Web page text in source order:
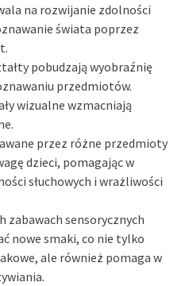
na rozwijanie zdolności
świata poprzez
pobudzają wyobraźnię
przedmiotów.
wizualne wzmacniają
przez różne przedmioty
dzieci, pomagając w
słuchowych i wrażliwości
zabawach sensorycznych
nowe smaki, co nie tylko
ale również pomaga w